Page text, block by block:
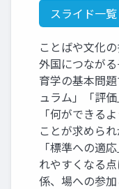
スライド一覧
ことばや文化
外国につなが
育学の基本問
ュラム」「評
「何ができる
ことが求めら
「標準への適
れやすくなる
係、場への参